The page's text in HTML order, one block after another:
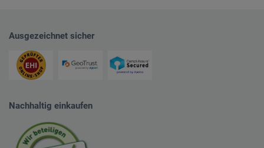
Ausgezeichnet sicher
Nachhaltig einkaufen